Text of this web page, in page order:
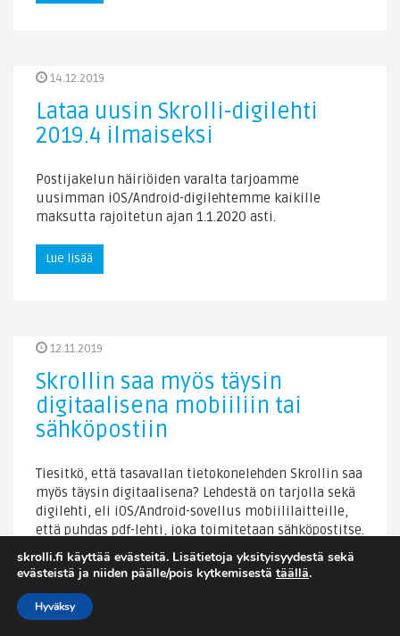
14.12.2019
Lataa uusin Skrolli-digilehti
2019.4 ilmaiseksi
Postijakelun häiriöiden varalta tarjoamme
uusimman iOS/Android-digilehtemme kaikille
maksutta rajoitetun ajan 1.1.2020 asti.
Lue lisää
12.11.2019
Skrollin saa myös täysin
digitaalisena mobiiliin tai
sähköpostiin
Tiesitkö, että tasavallan tietokonelehden Skrollin saa
myös täysin digitaalisena? Lehdestä on tarjolla sekä
digilehti, eli iOS/Android-sovellus mobiililaitteille,
että puhdas pdf-lehti, joka toimitetaan sähköpostitse.
Tutustu digitaaliseen Skrolliin: digiskrolli.fi
Digitaaliset lehdet Skrolli-kaupassa:
skrolli.fi käyttää evästeitä. Lisätietoja yksityisyydestä sekä
evästeistä ja niiden päälle/pois kytkemisestä täällä.
Hyväksy